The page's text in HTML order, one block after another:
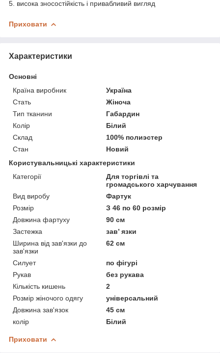
5. висока зносостійкість і привабливий вигляд
Приховати
Характеристики
Основні
Країна виробник
Україна
Стать
Жіноча
Тип тканини
Габардин
Колір
Білий
Склад
100% полиэстер
Стан
Новий
Користувальницькі характеристики
Категорії
Для торгівлі та
громадського харчування
Вид виробу
Фартук
Розмір
З 46 по 60 розмір
Довжина фартуху
90 см
Застежка
зав’ язки
Ширина від зав'язки до
зав'язки
62 см
Силует
по фігурі
Рукав
без рукава
Кількість кишень
2
Розмір жіночого одягу
універсальний
Довжина зав'язок
45 см
колір
Білий
Приховати